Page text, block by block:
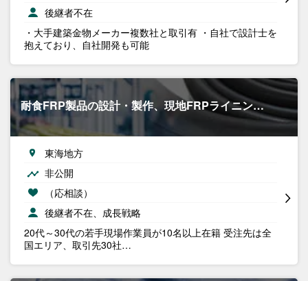
後継者不在
・大手建築金物メーカー複数社と取引有 ・自社で設計士を
抱えており、自社開発も可能
耐食FRP製品の設計・製作、現地FRPライニン…
東海地方
非公開
（応相談）
後継者不在、成長戦略
20代～30代の若手現場作業員が10名以上在籍 受注先は全
国エリア、取引先30社…